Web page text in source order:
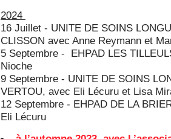
2024
16 Juillet - UNITE DE SOINS
CLISSON avec Anne Reymann et
5 Septembre - EHPAD LES
Nioche
9 Septembre - UNITE DE SOINS
VERTOU, avec Eli Lécuru et Lisa
12 Septembre - EHPAD DE LA
Eli Lécuru